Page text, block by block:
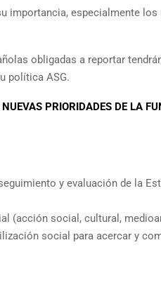
importancia, especialmente
obligadas a reportar
política ASG.
PRIORIDADES DE LA
y evaluación de la
(acción social, cultural,
social para acercar y